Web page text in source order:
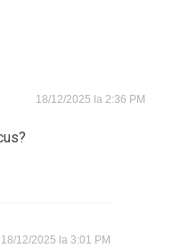
18/12/2025 la 2:36 PM
18/12/2025 la 3:01 PM